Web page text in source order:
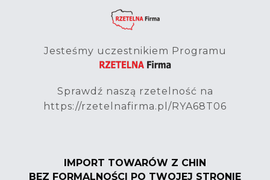
Jesteśmy uczestnikiem Programu
Sprawdź naszą rzetelność na
https://rzetelnafirma.pl/RYA68T06
IMPORT TOWARÓW Z CHIN
BEZ FORMALNOŚCI PO TWOJEJ STRONIE